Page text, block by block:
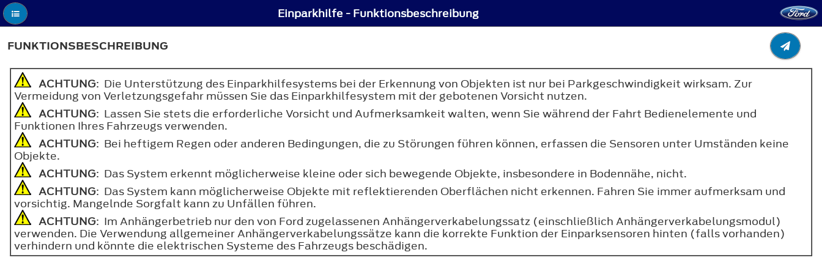
Einparkhilfe - Funktionsbeschreibung
FUNKTIONSBESCHREIBUNG
ACHTUNG: Die Unterstützung des Einparkhilfesystems bei der Erkennung von Objekten ist nur bei Parkgeschwindigkeit wirksam. Zur
Vermeidung von Verletzungsgefahr müssen Sie das Einparkhilfesystem mit der gebotenen Vorsicht nutzen.
ACHTUNG: Lassen Sie stets die erforderliche Vorsicht und Aufmerksamkeit walten, wenn Sie während der Fahrt Bedienelemente und
Funktionen Ihres Fahrzeugs verwenden.
ACHTUNG: Bei heftigem Regen oder anderen Bedingungen, die zu Störungen führen können, erfassen die Sensoren unter Umständen keine
Objekte.
ACHTUNG: Das System erkennt möglicherweise kleine oder sich bewegende Objekte, insbesondere in Bodennähe, nicht.
ACHTUNG: Das System kann möglicherweise Objekte mit reflektierenden Oberflächen nicht erkennen. Fahren Sie immer aufmerksam und
vorsichtig. Mangelnde Sorgfalt kann zu Unfällen führen.
ACHTUNG: Im Anhängerbetrieb nur den von Ford zugelassenen Anhängerverkabelungssatz (einschließlich Anhängerverkabelungsmodul)
verwenden. Die Verwendung allgemeiner Anhängerverkabelungssätze kann die korrekte Funktion der Einparksensoren hinten (falls vorhanden)
verhindern und könnte die elektrischen Systeme des Fahrzeugs beschädigen.